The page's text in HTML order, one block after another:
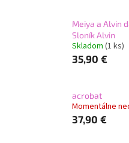
Meiya a Alvin
Sloník Alvin
Skladom (1 ks)
35,90 €
acrobat
Momentálne
37,90 €